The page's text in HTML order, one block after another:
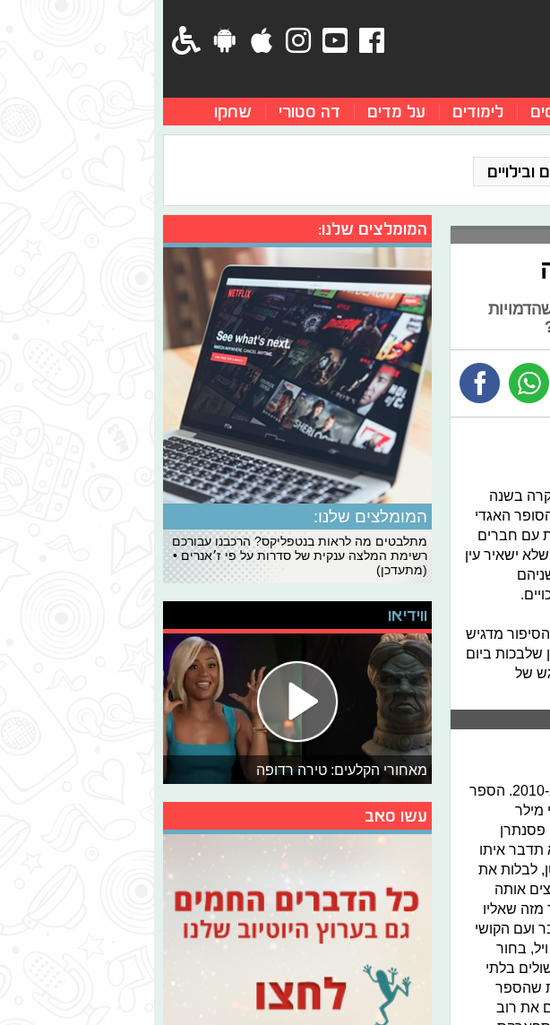
לימודים על מדים דה סטורי שחקו
ובילויים
בשנה
האגדי
עם חברים
ישאיר עין
מדגיש
שלבכות ביום
של
" יצא סרט מדובר ומרגש במיוחד, ב-2010. הספר
מילר
תדבר איתו
לבלות את
אותה
שאליו
ועם הקושי
בחור
בלתי
שהספר
את רוב
המומלצים שלנו:
המומלצים שלנו:
מתלבטים מה לראות בנטפליקס? הרכבנו עבורכם
רשימת המלצה ענקית של סדרות על פי ז׳אנרים •
(מתעדכן)
ווידיאו
מאחורי הקלעים: טירה רדופה
עשו סאב